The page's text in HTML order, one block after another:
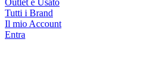
Outlet e Usato
Tutti i Brand
Il mio Account
Entra